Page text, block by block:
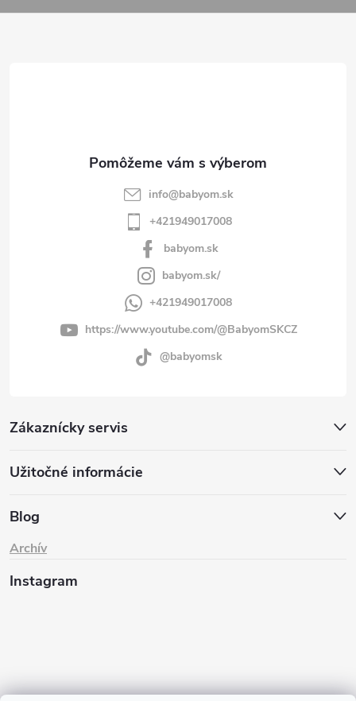
Zákaznícky servis
Užitočné informácie
Blog
Archív
info@babyom.sk
+421949017008
babyom.sk
babyom.sk/
+421949017008
https://www.youtube.com/@BabyomSKCZ
@babyomsk
Instagram